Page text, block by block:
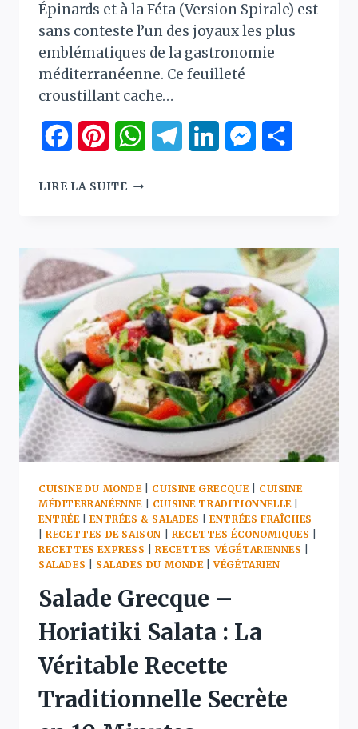
Épinards et à la Féta (Version Spirale) est
sans conteste l’un des joyaux les plus
emblématiques de la gastronomie
méditerranéenne. Ce feuilleté
croustillant cache…
FacebookPinterestWhatsAppTelegramLinkedInMessenger
LIRE LA SUITESPANAKOPITA
AUX
ÉPINARDS
ET
À
LA
FÉTA
(LA
RECETTE
SPIRALE
INCROYABLE
EN
6
ÉTAPES)
CUISINE DU MONDE| CUISINE GRECQUE| CUISINE
MÉDITERRANÉENNE| CUISINE TRADITIONNELLE|
ENTRÉE|ENTRÉES & SALADES |ENTRÉES FRAÎCHES
|RECETTES DE SAISON RECETTES ÉCONOMIQUES
RECETTES EXPRESS
|RECETTES VÉGÉTARIENNES
SALADES
SALADES DU MONDE|VÉGÉTARIEN
Salade Grecque –
Horiatiki Salata : La
Véritable Recette
Traditionnelle Secrète